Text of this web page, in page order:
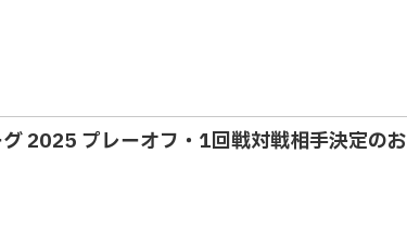
2025 プレーオフ・1回戦対戦相手決定のお